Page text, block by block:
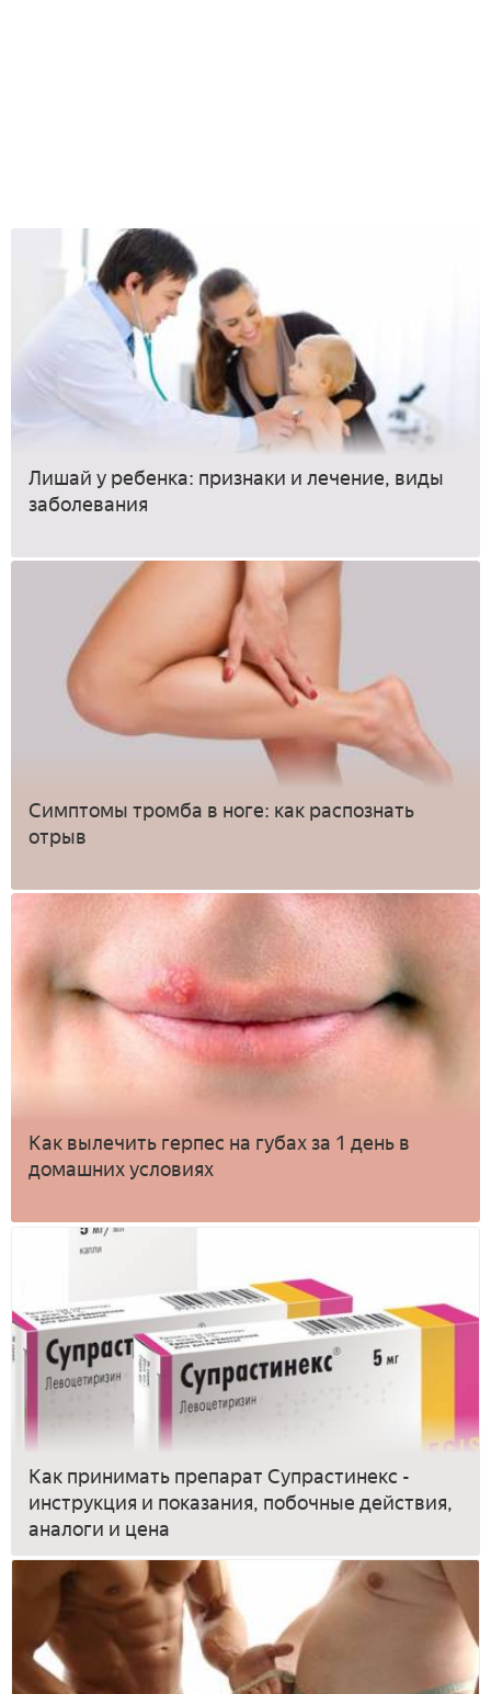
Лишай у ребенка: признаки и лечение, виды
заболевания
Симптомы тромба в ноге: как распознать
отрыв
Как вылечить герпес на губах за 1 день в
домашних условиях
Как принимать препарат Супрастинекс -
инструкция и показания, побочные действия,
аналоги и цена